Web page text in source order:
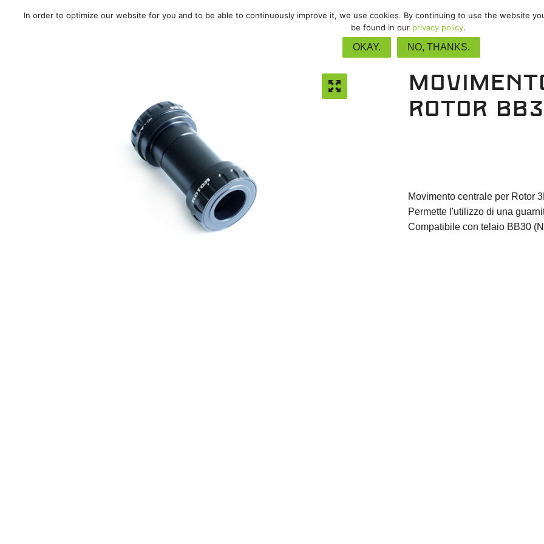
SALE! / Strada / MTB / Gravel / Pista /
Rotor
Movimento centrale per Rotor
Permette l'utilizzo di una
Compatibile con telaio BB30
In order to optimize our website for you and to be able to continuously improve it, we use cookies. By continuing to use the website
be found in our privacy policy.
OKAY. NO, THANKS.